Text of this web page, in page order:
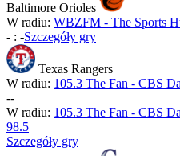
Baltimore Orioles
W radiu: WBZFM - The Sports
- : -Szczegóły gry
Texas Rangers
W radiu: 105.3 The Fan - CBS
--
W radiu: 105.3 The Fan - CBS
98.5
Szczegóły gry